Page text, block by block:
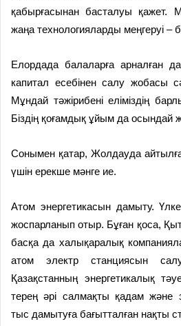
қабырғасынан басталуы қажет.
жаңа технологияларды меңгеруі –
Елордада балаларға арналған
капитал есебінен салу жобасы
Мұндай тәжірибені еліміздің
Біздің қоғамдық ұйым да осындай
Сонымен қатар, Жолдауда
үшін ерекше мәнге ие.
Атом энергетикасын дамыту.
жоспарланып отыр. Бұған қоса,
басқа да халықаралық
атом электр станциясын
Қазақстанның энергетикалық
терең әрі салмақты қадам және
тыс дамытуға бағытталған нақты